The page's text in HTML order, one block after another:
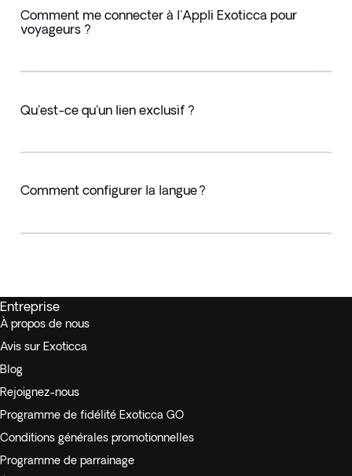
Comment me connecter à l'Appli Exoticca pour
voyageurs ?
Qu'est-ce qu'un lien exclusif ?
Comment configurer la langue ?